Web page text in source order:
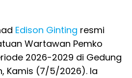
Edison Ginting resmi
Wartawan Pemko
2026-2029 di Gedung
Kamis (7/5/2026). Ia